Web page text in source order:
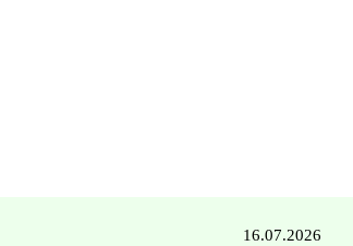
16.07.2026